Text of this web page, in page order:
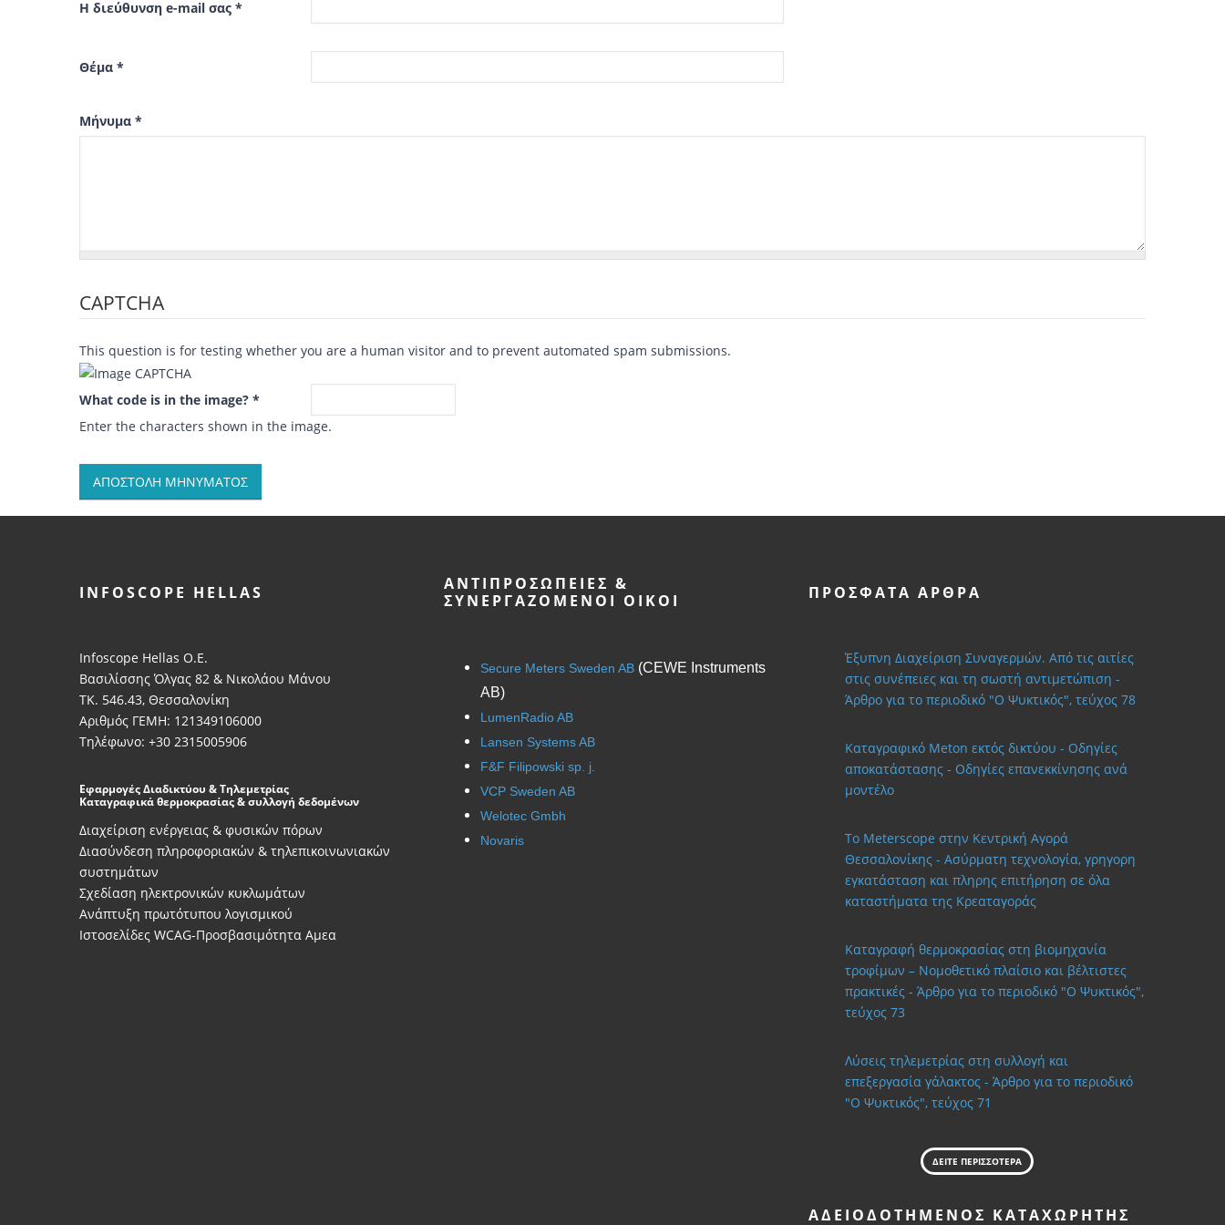
Η διεύθυνση e-mail σας *
Θέμα *
Μήνυμα *
CAPTCHA
This question is for testing whether you are a human visitor and to prevent automated spam submissions.
What code is in the image? *
Enter the characters shown in the image.
INFOSCOPE HELLAS
Infoscope Hellas Ο.Ε.
Βασιλίσσης Όλγας 82 & Νικολάου Μάνου
ΤΚ. 546.43, Θεσσαλονίκη
Αριθμός ΓΕΜΗ: 121349106000
Τηλέφωνο: +30 2315005906
Εφαρμογές Διαδικτύου & Τηλεμετρίας
Καταγραφικά θερμοκρασίας & συλλογή δεδομένων
Διαχείριση ενέργειας & φυσικών πόρων
Διασύνδεση πληροφοριακών & τηλεπικοινωνιακών
συστημάτων
Σχεδίαση ηλεκτρονικών κυκλωμάτων
Ανάπτυξη πρωτότυπου λογισμικού
Ιστοσελίδες WCAG-Προσβασιμότητα Αμεα
ΑΝΤΙΠΡΟΣΩΠΕΊΕΣ &
ΣΥΝΕΡΓΑΖΌΜΕΝΟΙ ΟΊΚΟΙ
Secure Meters Sweden AB(CEWE Instruments
AB)
LumenRadio AB
Lansen Systems AB
F&F Filipowski sp. j.
VCP Sweden AB
Welotec Gmbh
Novaris
ΠΡΌΣΦΑΤΑ ΆΡΘΡΑ
Έξυπνη Διαχείριση Συναγερμών. Από τις αιτίες
στις συνέπειες και τη σωστή αντιμετώπιση -
Άρθρο για το περιοδικό "Ο Ψυκτικός", τεύχος 78
Καταγραφικό Meton εκτός δικτύου - Οδηγίες
αποκατάστασης - Οδηγίες επανεκκίνησης ανά
μοντέλο
Το Meterscope στην Κεντρική Αγορά
Θεσσαλονίκης - Ασύρματη τεχνολογία, γρηγορη
εγκατάσταση και πληρης επιτήρηση σε όλα
καταστήματα της Κρεαταγοράς
Καταγραφή θερμοκρασίας στη βιομηχανία
τροφίμων – Νομοθετικό πλαίσιο και βέλτιστες
πρακτικές - Άρθρο για το περιοδικό "Ο Ψυκτικός",
τεύχος 73
Λύσεις τηλεμετρίας στη συλλογή και
επεξεργασία γάλακτος - Άρθρο για το περιοδικό
"Ο Ψυκτικός", τεύχος 71
ΔΕΙΤΕ ΠΕΡΙΣΣΟΤΕΡΑ
ΑΔΕΙΟΔΟΤΗΜΈΝΟΣ ΚΑΤΑΧΩΡΗΤΉΣ